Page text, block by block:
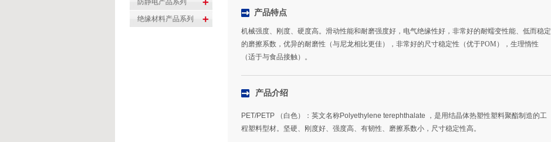
产品特点
机械强度、刚度、硬度高。滑动性能和耐磨强度好，电气绝缘性好，非常好的耐蠕变性能、低而稳定
的磨擦系数，优异的耐磨性（与尼龙相比更佳），非常好的尺寸稳定性（优于POM），生理惰性
（适于与食品接触）。
产品介绍
PET/PETP （白色）：英文名称Polyethylene terephthalate ，是用结晶体热塑性塑料聚酯制造的工
程塑料型材。坚硬、刚度好、强度高、有韧性、磨擦系数小，尺寸稳定性高。